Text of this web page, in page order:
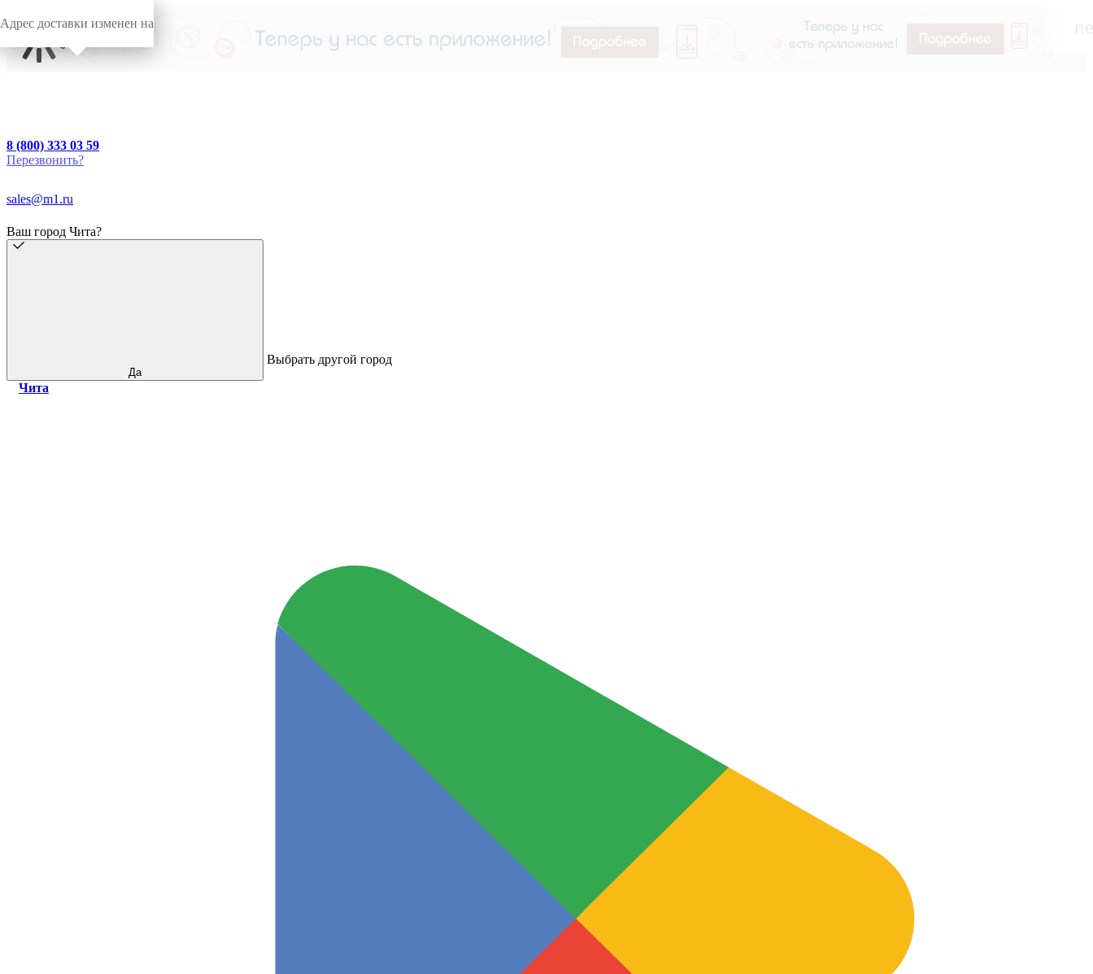
8 (800) 333 03 59
Перезвонить?
sales@m1.ru
Ваш город Чита?
Да
Выбрать другой город
Чита
Адрес доставки изменен на